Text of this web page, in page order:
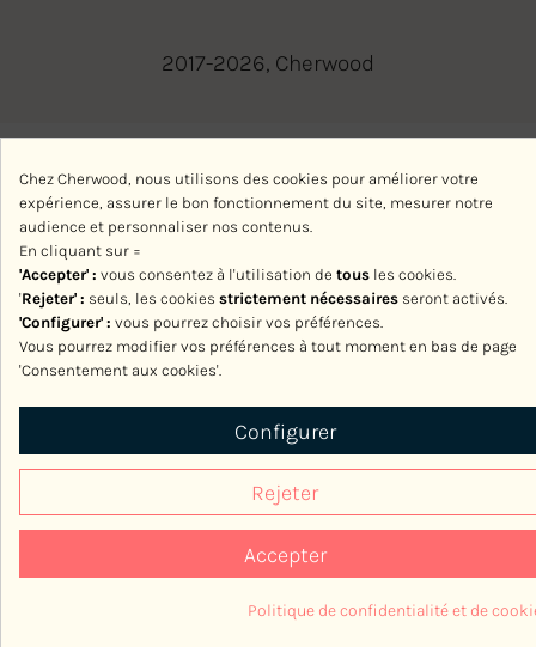
2017-2026, Cherwood
Chez Cherwood, nous utilisons des cookies pour améliorer votre
expérience, assurer le bon fonctionnement du site, mesurer notre
audience et personnaliser nos contenus.
En cliquant sur =
'Accepter' : vous consentez à l'utilisation de tous les cookies.
'Rejeter' : seuls, les cookies strictement nécessaires seront activés.
'Configurer' : vous pourrez choisir vos préférences.
Vous pourrez modifier vos préférences à tout moment en bas de page
'Consentement aux cookies'.
Configurer
Rejeter
Accepter
Politique de confidentialité et de